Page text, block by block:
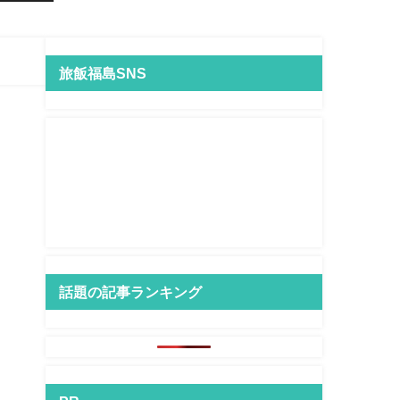
旅飯福島SNS
話題の記事ランキング